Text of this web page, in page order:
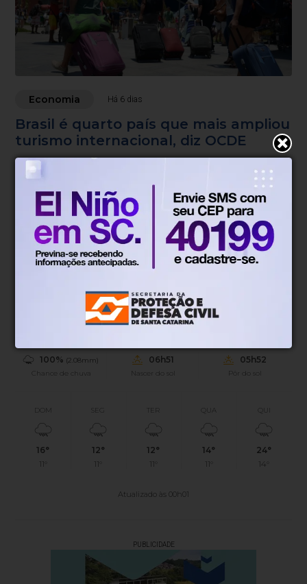
Economia Há 6 dias
Brasil é quarto país que mais ampliou
turismo internacional, diz OCDE
País recebeu 46% mais turistas estrangeiros entre 2019 e
2025
Blumenau, SC
15°
Tempo nublado
Mín. 12° Máx.18°
0.45km/h
Vento
100% (2.08mm)
Chance de chuva
06h51
Nascer do sol
05h52
Pôr do sol
DOM
16°
11°
SEG
12°
11°
TER
12°
11°
QUA
14°
11°
24°
14°
Atualizado às 00h01
PUBLICIDADE